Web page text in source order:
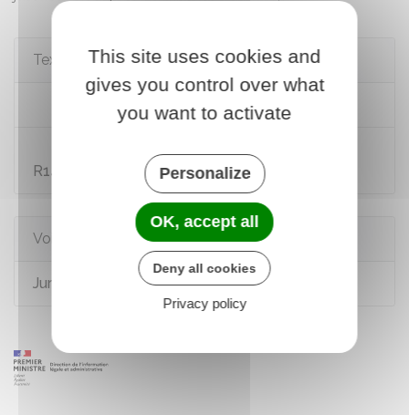
Textes de référence
Code du travail : article L1132-3-1
R146
Voir aussi
Juré d'assises
This site uses cookies and
gives you control over what
you want to activate
Personalize
OK, accept all
Deny all cookies
Privacy policy